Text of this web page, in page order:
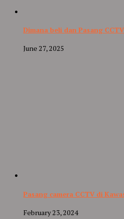
Dimana beli dan Pasang
June 27, 2025
Pasang camera CCTV di
February 23, 2024